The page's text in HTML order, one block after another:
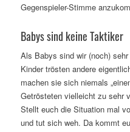
Gegenspieler-Stimme
Babys sind keine Taktiker
Als Babys sind wir (noch) sehr
Kinder trösten andere
machen sie sich niemals
Getrösteten vielleicht zu sehr
Stellt euch die Situation mal
und tut sich weh. Da kommt